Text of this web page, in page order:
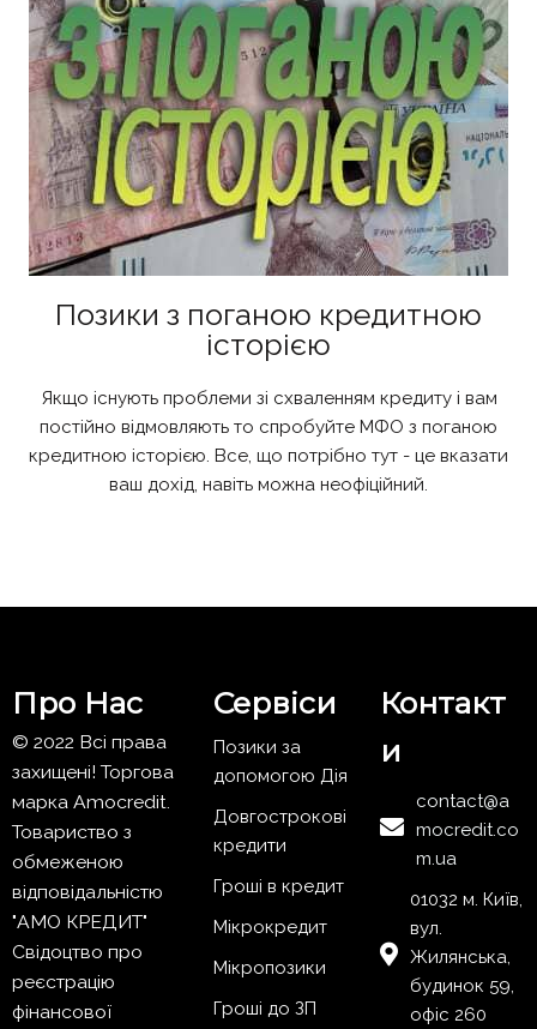
Позики з поганою кредитною
історією
Якщо існують проблеми зі схваленням кредиту і вам
постійно відмовляють то спробуйте МФО з поганою
кредитною історією. Все, що потрібно тут - це вказати
ваш дохід, навіть можна неофіційний.
Про Нас
© 2022 Всі права
захищені! Торгова
марка Amocredit.
Товариство з
обмеженою
відповідальністю
"АМО КРЕДИТ"
Свідоцтво про
реєстрацію
фінансової
Сервіси
Позики за
допомогою Дія
Довгострокові
кредити
Гроші в кредит
Мікрокредит
Мікропозики
Гроші до ЗП
Контакт
и
contact@a
mocredit.co
m.ua
01032 м. Київ,
вул.
Жилянська,
будинок 59,
офіс 260